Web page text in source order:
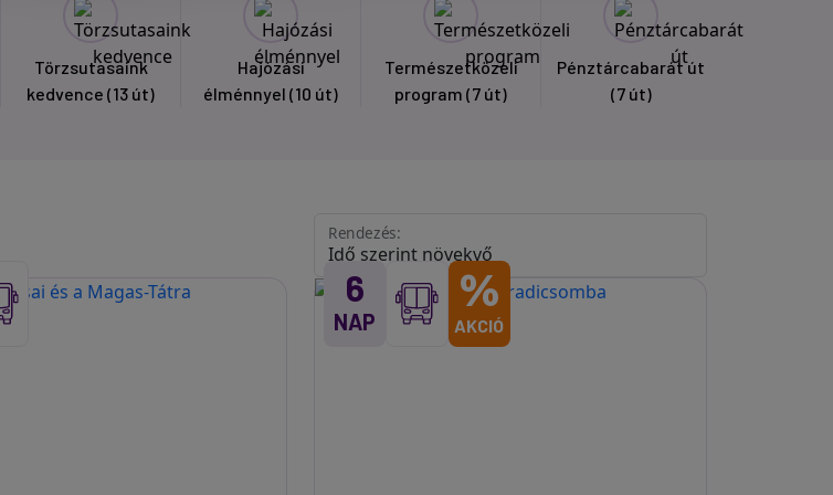
Törzsutasaink
kedvence (13 út)
Hajózási
élménnyel (10 út)
Természetközeli
program (7 út)
Pénztárcabarát út
(7 út)
Rendezés:
6
NAP
%
AKCIÓ